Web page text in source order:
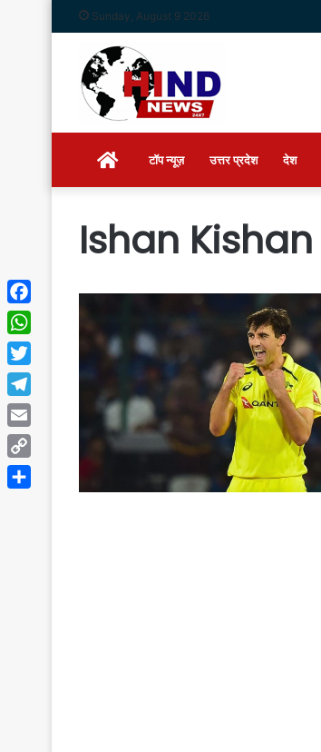
Sunday, August 9 2026
Homeटॉप न्यूज़ उत्तर प्रदेश देश
Ishan Kishan
Facebook
WhatsApp
Twitter
Telegram
Email
Copy
Link